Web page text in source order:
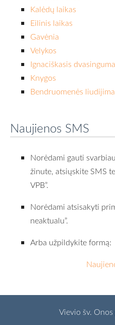
Kalėdų laikas
Eilinis laikas
Gavėnia
Velykos
Ignaciškasis
Knygos
Bendruomenės
Naujienos SMS
Norėdami gauti
žinute, atsiųskite SMS
VPB”.
Norėdami atsisakyti
neaktualu”.
Arba užpildykite formą:
Vievio šv.